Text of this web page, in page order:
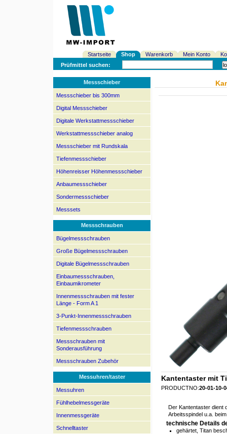
Startseite Shop Warenkorb Mein Konto
Prüfmittel suchen:
Messschieber
Messschieber bis 300mm
Digital Messschieber
Digitale Werkstattmessschieber
Werkstattmessschieber analog
Messschieber mit Rundskala
Tiefenmessschieber
Höhenreisser Höhenmessschieber
Anbaumessschieber
Sondermessschieber
Messsets
Messschrauben
Bügelmessschrauben
Große Bügelmessschrauben
Digitale Bügelmessschrauben
Einbaumessschrauben,
Einbaumikrometer
Innenmessschrauben mit fester
Länge - Form A 1
3-Punkt-Innenmessschrauben
Tiefenmessschrauben
Messschrauben mit
Sonderausführung
Messschrauben Zubehör
Messuhren/taster
Messuhren
Fühlhebelmessgeräte
Innenmessgeräte
Schnelltaster
Kantentaster mit
PRODUCTNO:20-01-10-
Der Kantentaster dient
Arbeitsspindel u.a.
technische Details
gehärtet, Titan